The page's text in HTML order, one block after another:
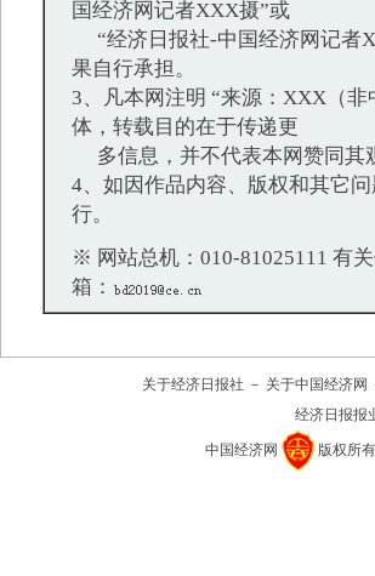
国经济网记者XXX摄”或
“经济日报社-中国经济网记者
果自行承担。
3、凡本网注明 “来源：XXX（
体，转载目的在于传递更
多信息，并不代表本网赞同其
4、如因作品内容、版权和其它
行。
※ 网站总机：010-81025111 有
箱：
关于经济日报社 － 关于中国经济网
经济日报报
中国经济网 版权所有